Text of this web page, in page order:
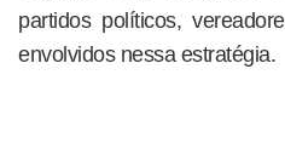
partidos políticos,
envolvidos nessa estratégia.